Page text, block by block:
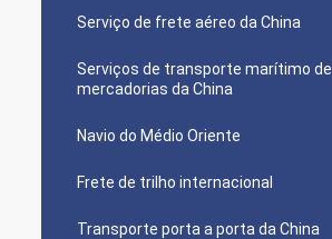
Serviço de frete aéreo da China
Serviços de transporte marítimo de
mercadorias da China
Navio do Médio Oriente
Frete de trilho internacional
Transporte porta a porta da China